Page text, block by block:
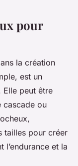
pour
la création
est un
Elle peut être
cascade ou
tailles pour créer
l’endurance et la